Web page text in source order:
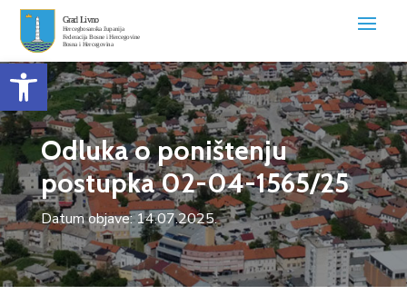
Open toolbar
Odluka o poništenju
postupka 02-04-1565/25
Datum objave: 14.07.2025.